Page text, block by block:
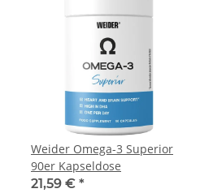
Weider Omega-3 Superior
90er Kapseldose
21,59 € *